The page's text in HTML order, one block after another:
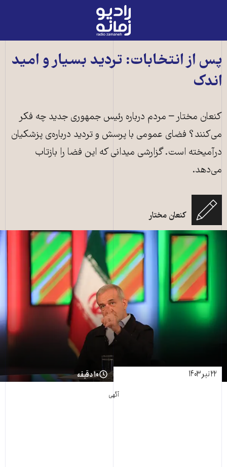
رادیو
زمانه
پس از انتخابات: تردید بسیار و امید
اندک
کنعان مختار – مردم درباره رئیس جمهوری جدید چه فکر
می‌کنند؟ فضای عمومی با پرسش و تردید درباره‌ی پزشکیان
درآمیخته است. گزارشی میدانی که این فضا را بازتاب
می‌دهد.
کنعان مختار
۲۲ تیر ۱۴۰۳ ۱۰ دقیقه
آگهی